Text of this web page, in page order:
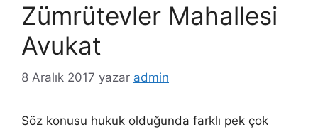
Zümrütevler Mahallesi
Avukat
8 Aralık 2017 yazar admin
Söz konusu hukuk olduğunda farklı pek çok